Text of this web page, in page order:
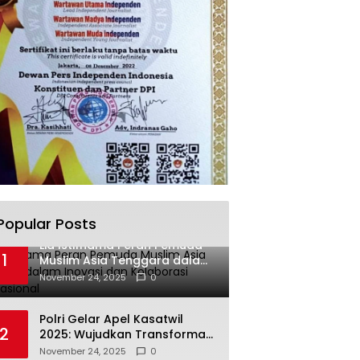
Posts
1
Lia Istifhama Peran Pemuda
Muslim Asia Tenggara dalam
Inovasi dan Kolaborasi
Internasional
November 24, 2025 0
2
Polri Gelar Apel Kasatwil
2025: Wujudkan Transformasi
Polri yang Profesional untuk
November 24, 2025 0